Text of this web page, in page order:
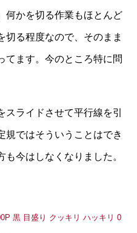
何かを切る作業もほとんど
切る程度なので、そのまま
てます。今のところ特に問
ライドさせて平行線を引
規ではそういうことはでき
今はしなくなりました。